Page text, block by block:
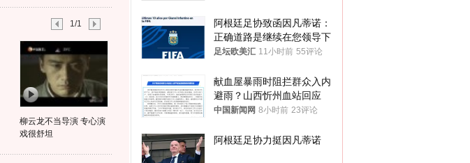
1/1
柳云龙不当导演 专心演
戏很舒坦
阿根廷足协致函因凡蒂诺：
正确道路是继续在您领导下
足坛欧美汇 11小时前 55评论
献血屋暴雨时阻拦群众入内
避雨？山西忻州血站回应
中国新闻网 8小时前 23评论
阿根廷足协力挺因凡蒂诺